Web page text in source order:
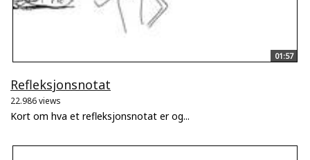
01:57
Refleksjonsnotat
22.986 views
Kort om hva et refleksjonsnotat er og...